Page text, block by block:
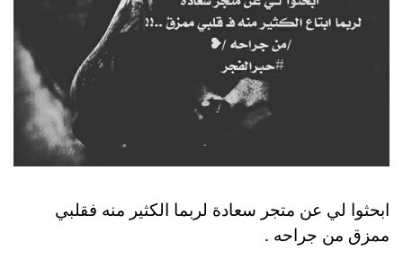
ابحثوا لي عن متجر سعادة لربما الكثير منه فقلبي
ممزق من جراحه .